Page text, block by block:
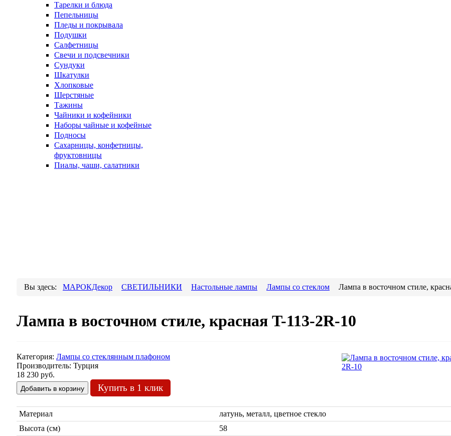
Тарелки и блюда
Пепельницы
Пледы и покрывала
Подушки
Салфетницы
Свечи и подсвечники
Сундуки
Шкатулки
Хлопковые
Шерстяные
Тажины
Чайники и кофейники
Наборы чайные и кофейные
Подносы
Сахарницы, конфетницы,
фруктовницы
Пиалы, чаши, салатники
Вы здесь: МАРОКДекор СВЕТИЛЬНИКИ Настольные лампы Лампы со стеклом Лампа в восточном стиле,
Лампа в восточном стиле, красная T-113-2R-10
Категория: Лампы со стеклянным плафоном
Производитель: Турция
18 230 руб.
Купить в 1 клик
Материал
латунь, металл, цветное стекло
Высота (см)
58